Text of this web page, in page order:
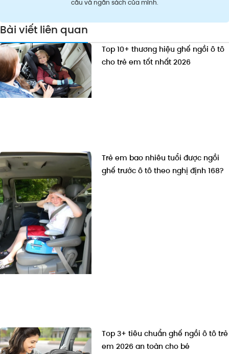
cầu và ngân sách của mình.
Bài viết liên quan
Top 10+ thương hiệu ghế ngồi ô tô
cho trẻ em tốt nhất 2026
Trẻ em bao nhiêu tuổi được ngồi
ghế trước ô tô theo nghị định 168?
Top 3+ tiêu chuẩn ghế ngồi ô tô trẻ
em 2026 an toàn cho bé